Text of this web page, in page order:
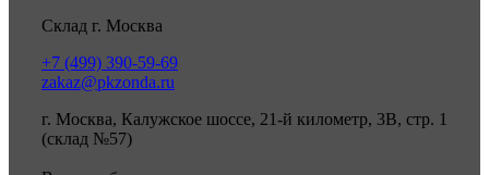
Склад г. Москва
+7 (499) 390-59-69
zakaz@pkzonda.ru
г. Москва, Калужское шоссе, 21-й километр, 3В, стр. 1
(склад №57)